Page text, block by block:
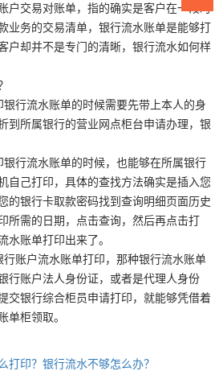
户交易对账单，指的确实是客户在一段时
业务的交易清单，银行流水账单是能够打
户却并不是专门的清晰，银行流水如何样
行流水账单的时候需要先带上本人的身
到所属银行的营业网点柜台申请办理，银
行流水账单的时候，也能够在所属银行
自己打印，具体的查找方法确实是插入您
的银行卡取款密码找到查询明细页面历史
所需的日期，点击查询，然后再点击打
水账单打印出来了。
账户流水账单打印，那种银行流水账单
行账户法人身份证，或者是代理人身份
交银行综合柜员申请打印，就能够凭借着
单柜领取。
打印？银行流水不够怎么办？